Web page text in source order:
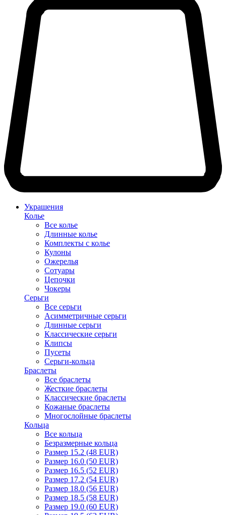
Украшения
Колье
Все колье
Длинные колье
Комплекты с колье
Кулоны
Ожерелья
Сотуары
Цепочки
Чокеры
Серьги
Все серьги
Асимметричные серьги
Длинные серьги
Классические серьги
Клипсы
Пусеты
Серьги-кольца
Браслеты
Все браслеты
Жесткие браслеты
Классические браслеты
Кожаные браслеты
Многослойные браслеты
Кольца
Все кольца
Безразмерные кольца
Размер 15.2 (48 EUR)
Размер 16.0 (50 EUR)
Размер 16.5 (52 EUR)
Размер 17.2 (54 EUR)
Размер 18.0 (56 EUR)
Размер 18.5 (58 EUR)
Размер 19.0 (60 EUR)